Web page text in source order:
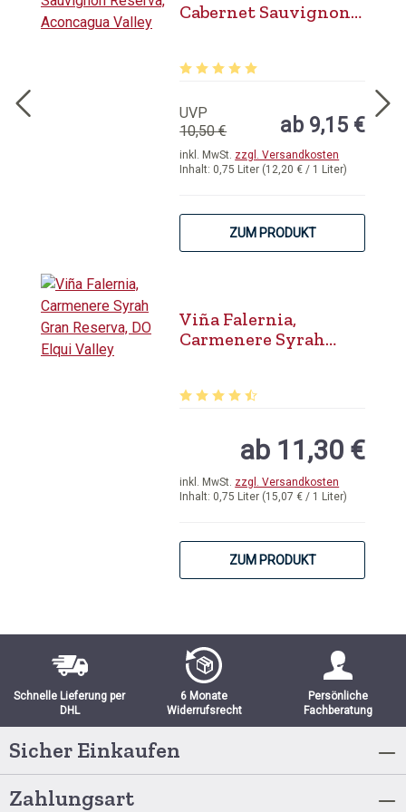
Cabernet Sauvignon
Durchschnittliche Bewertung von 5
Inhalt: 0,75 Liter (12,20 € / 1 Liter)
inkl. MwSt. zzgl. Versandkosten
UVP
10,50 €
ab 9,15 €
ZUM PRODUKT
Viña Falernia,
Carmenere Syrah
Inhalt: 0,75 Liter (15,07 € / 1 Liter)
inkl. MwSt. zzgl. Versandkosten
ab 11,30 €
ZUM PRODUKT
Schnelle Lieferung per
DHL
6 Monate
Widerrufsrecht
Persönliche
Fachberatung
Sicher Einkaufen
Zahlungsart